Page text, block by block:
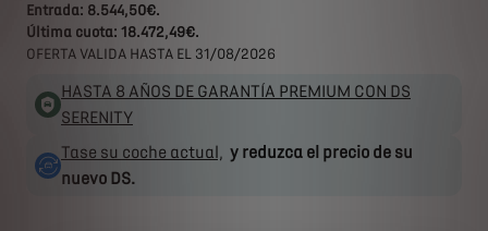
Entrada: 8.544,50€.
Última cuota: 18.472,49€.
OFERTA VALIDA HASTA EL 31/08/2026
HASTA 8 AÑOS DE GARANTÍA PREMIUM CON DS
SERENITY
Tase su coche actual, y reduzca el precio de su
nuevo DS.